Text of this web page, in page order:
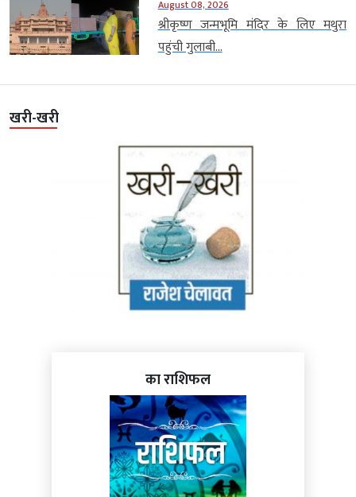
August 08, 2026
श्रीकृष्ण जन्मभूमि मंदिर के लिए मथुरा
पहुंची गुलाबी...
खरी-खरी
का राशिफल